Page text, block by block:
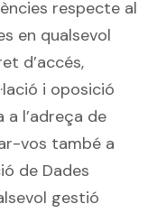
respecte al
en qualsevol
d’accés,
i oposició
l’adreça de
vos també a
de Dades
gestió